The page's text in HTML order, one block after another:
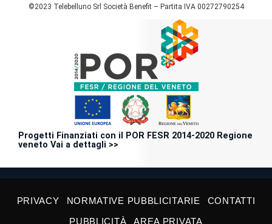
©2023 Telebelluno Srl Società Benefit – Partita IVA 00272790254
Progetti Finanziati con il POR FESR 2014-2020 Regione
veneto Vai a dettagli >>
PRIVACY NORMATIVE PUBBLICITARIE
CONTATTI
PUBBLICITÀ
AREA PRIVATA